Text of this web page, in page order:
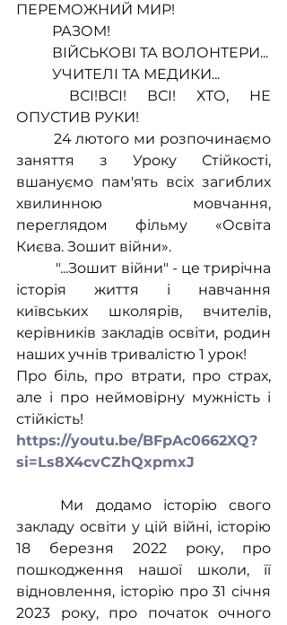
ПЕРЕМОЖНИЙ МИР!
	РАЗОМ!
	ВІЙСЬКОВІ ТА ВОЛОНТЕРИ...
	УЧИТЕЛІ ТА МЕДИКИ...
ОПУСТИВ РУКИ!
заняття з Уроку Стійкості,
вшануємо пам'ять всіх загиблих
хвилинною мовчання,
переглядом фільму «Освіта
Києва. Зошит війни».
історія життя і навчання
київських школярів, вчителів,
керівників закладів освіти, родин
наших учнів тривалістю 1 урок!
Про біль, про втрати, про страх,
але і про неймовірну мужність і
стійкість!
https://youtu.be/BFpAc0662XQ?
si=Ls8X4cvCZhQxpmxJ
закладу освіти у цій війні, історію
18 березня 2022 року, про
пошкодження нашої школи, її
відновлення, історію про 31 січня
2023 року, про початок очного